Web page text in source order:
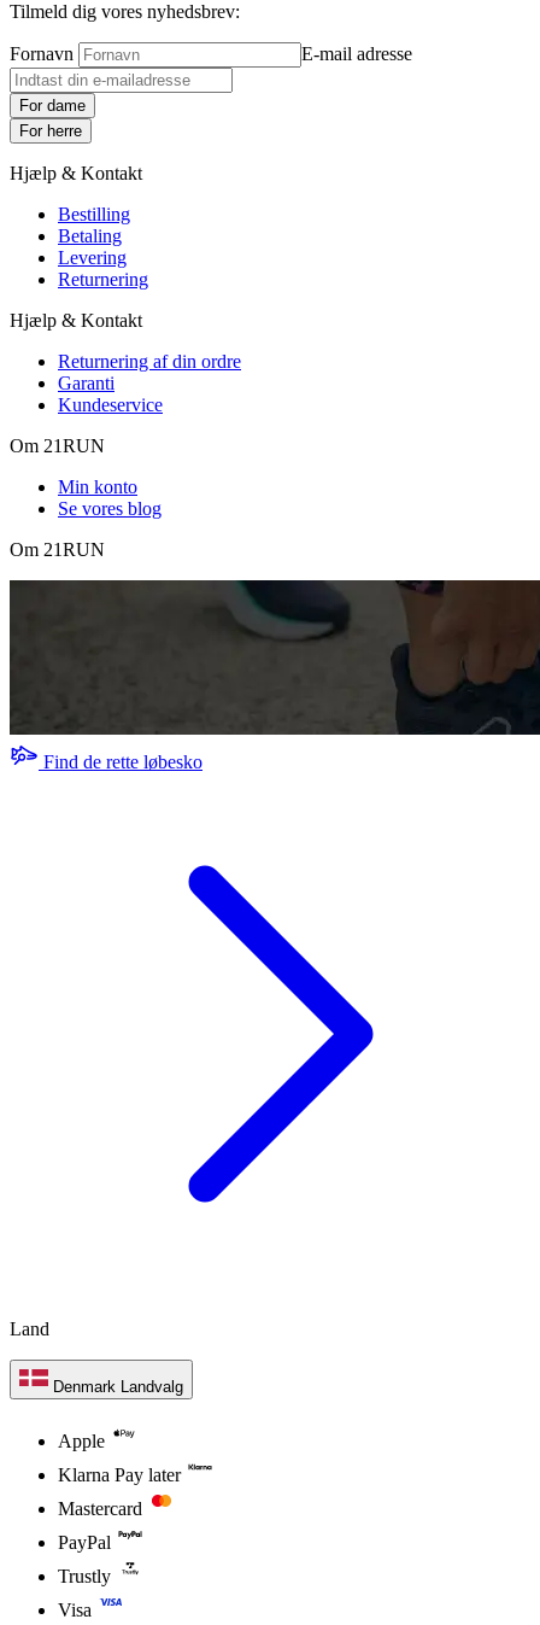
Tilmeld dig vores nyhedsbrev:
Fornavn E-mail adresse
For dame
For herre
Hjælp & Kontakt
Bestilling
Betaling
Levering
Returnering
Hjælp & Kontakt
Returnering af din ordre
Garanti
Kundeservice
Om 21RUN
Min konto
Se vores blog
Om 21RUN
Find de rette løbesko
Land
Denmark Landvalg
Apple
Klarna Pay later
Mastercard
PayPal
Trustly
Visa